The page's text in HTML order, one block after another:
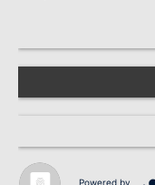
Powered by